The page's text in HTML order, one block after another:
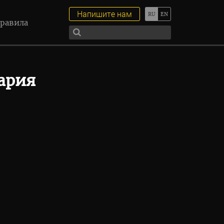
Напишите нам